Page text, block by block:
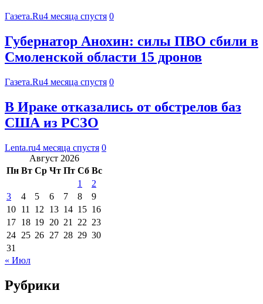
Газета.Ru4 месяца спустя 0
Губернатор Анохин: силы ПВО сбили в
Смоленской области 15 дронов
Газета.Ru4 месяца спустя 0
В Ираке отказались от обстрелов баз
США из РСЗО
Lenta.ru4 месяца спустя 0
Август 2026
Пн Вт Ср Чт Пт Сб Вс
1
2
3
4 5 6 7 8
9
10 11 12 13 14 15 16
17 18 19 20 21 22 23
24 25 26 27 28 29 30
31
« Июл
Рубрики